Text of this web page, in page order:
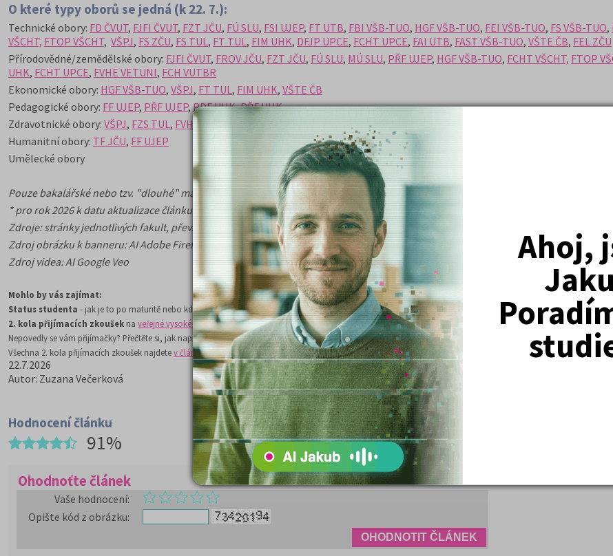
Ahoj,
O které typy oborů se jedná (k 22. 7.):
Technické obory: FD ČVUT, FJFI ČVUT, FZT JČU, FÚ SLU, FSI UJEP, FT UTB, FBI VŠB-TUO, HGF VŠB-TUO, FEI VŠB-TUO, FS VŠB-TUO,
VŠCHT, FTOP VŠCHT, VŠPJ, FS ZČU, FS TUL, FT TUL, FIM UHK, DFJP UPCE, FCHT UPCE, FAI UTB, FAST VŠB-TUO, VŠTE ČB, FEL ZČU
Přírodovědné/zemědělské obory: FJFI ČVUT, FROV JČU, FZT JČU, FÚ SLU, MÚ SLU, PŘF UJEP, HGF VŠB-TUO, FCHT VŠCHT, FTOP
UHK, FCHT UPCE, FVHE VETUNI, FCH VUTBR
Ekonomické obory: HGF VŠB-TUO, VŠPJ, FT TUL, FIM UHK, VŠTE ČB
Pedagogické obory: FF UJEP, PŘF UJEP,PDF UHK,PŘF UHK
Zdravotnické obory: VŠPJ, FZS TUL, FVHE VETUNI
Humanitní obory: TF JČU, FF UJEP
Umělecké obory
Pouze bakalářské nebo tzv. "dlouhé" magisterské obory a programy v ČJ na veřejných VŠ, přijímací řízení pro rok 2026
* pro rok 2026 k datu aktualizace článku nebyly údaje na webu škol k dispozici
Zdroje: stránky jednotlivých fakult, převzato zwww.VysokeSkoly.com
Zdroj obrázku k banneru: AI Adobe Firefly
Zdroj videa: AI Google Veo
Mohlo by vás zajímat:
Status studenta - jak je to po maturitě nebo když se nedostanete na VŠ? Čtětezde.
2. kola přijímacích zkoušek na veřejné vysoké školy
Nepovedly se vám přijímačky? Přečtěte si, jak napsatžádost o přezkoumání rozhodnutíapodat odvolání.
Všechna 2. kola přijímacích zkoušek najdetev článku zde.
22.7.2026
Autor: Zuzana Večerková
Hodnocení článku
91%
Ohodnoťte článek
Vaše hodnocení:
Opište kód z obrázku: